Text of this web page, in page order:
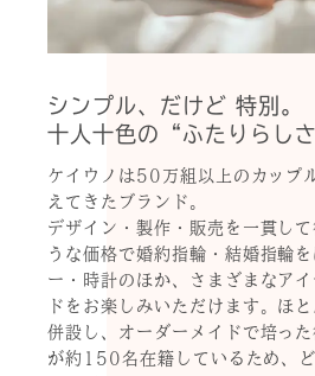
シンプル、だけど 特別。
十人十色の“ふたりらし
ケイウノは50万組以上のカップ
えてきたブランド。
デザイン・製作・販売を一貫し
うな価格で婚約指輪・結婚指輪
ー・時計のほか、さまざまなア
ドをお楽しみいただけます。ほ
併設し、オーダーメイドで培っ
が約150名在籍しているため、